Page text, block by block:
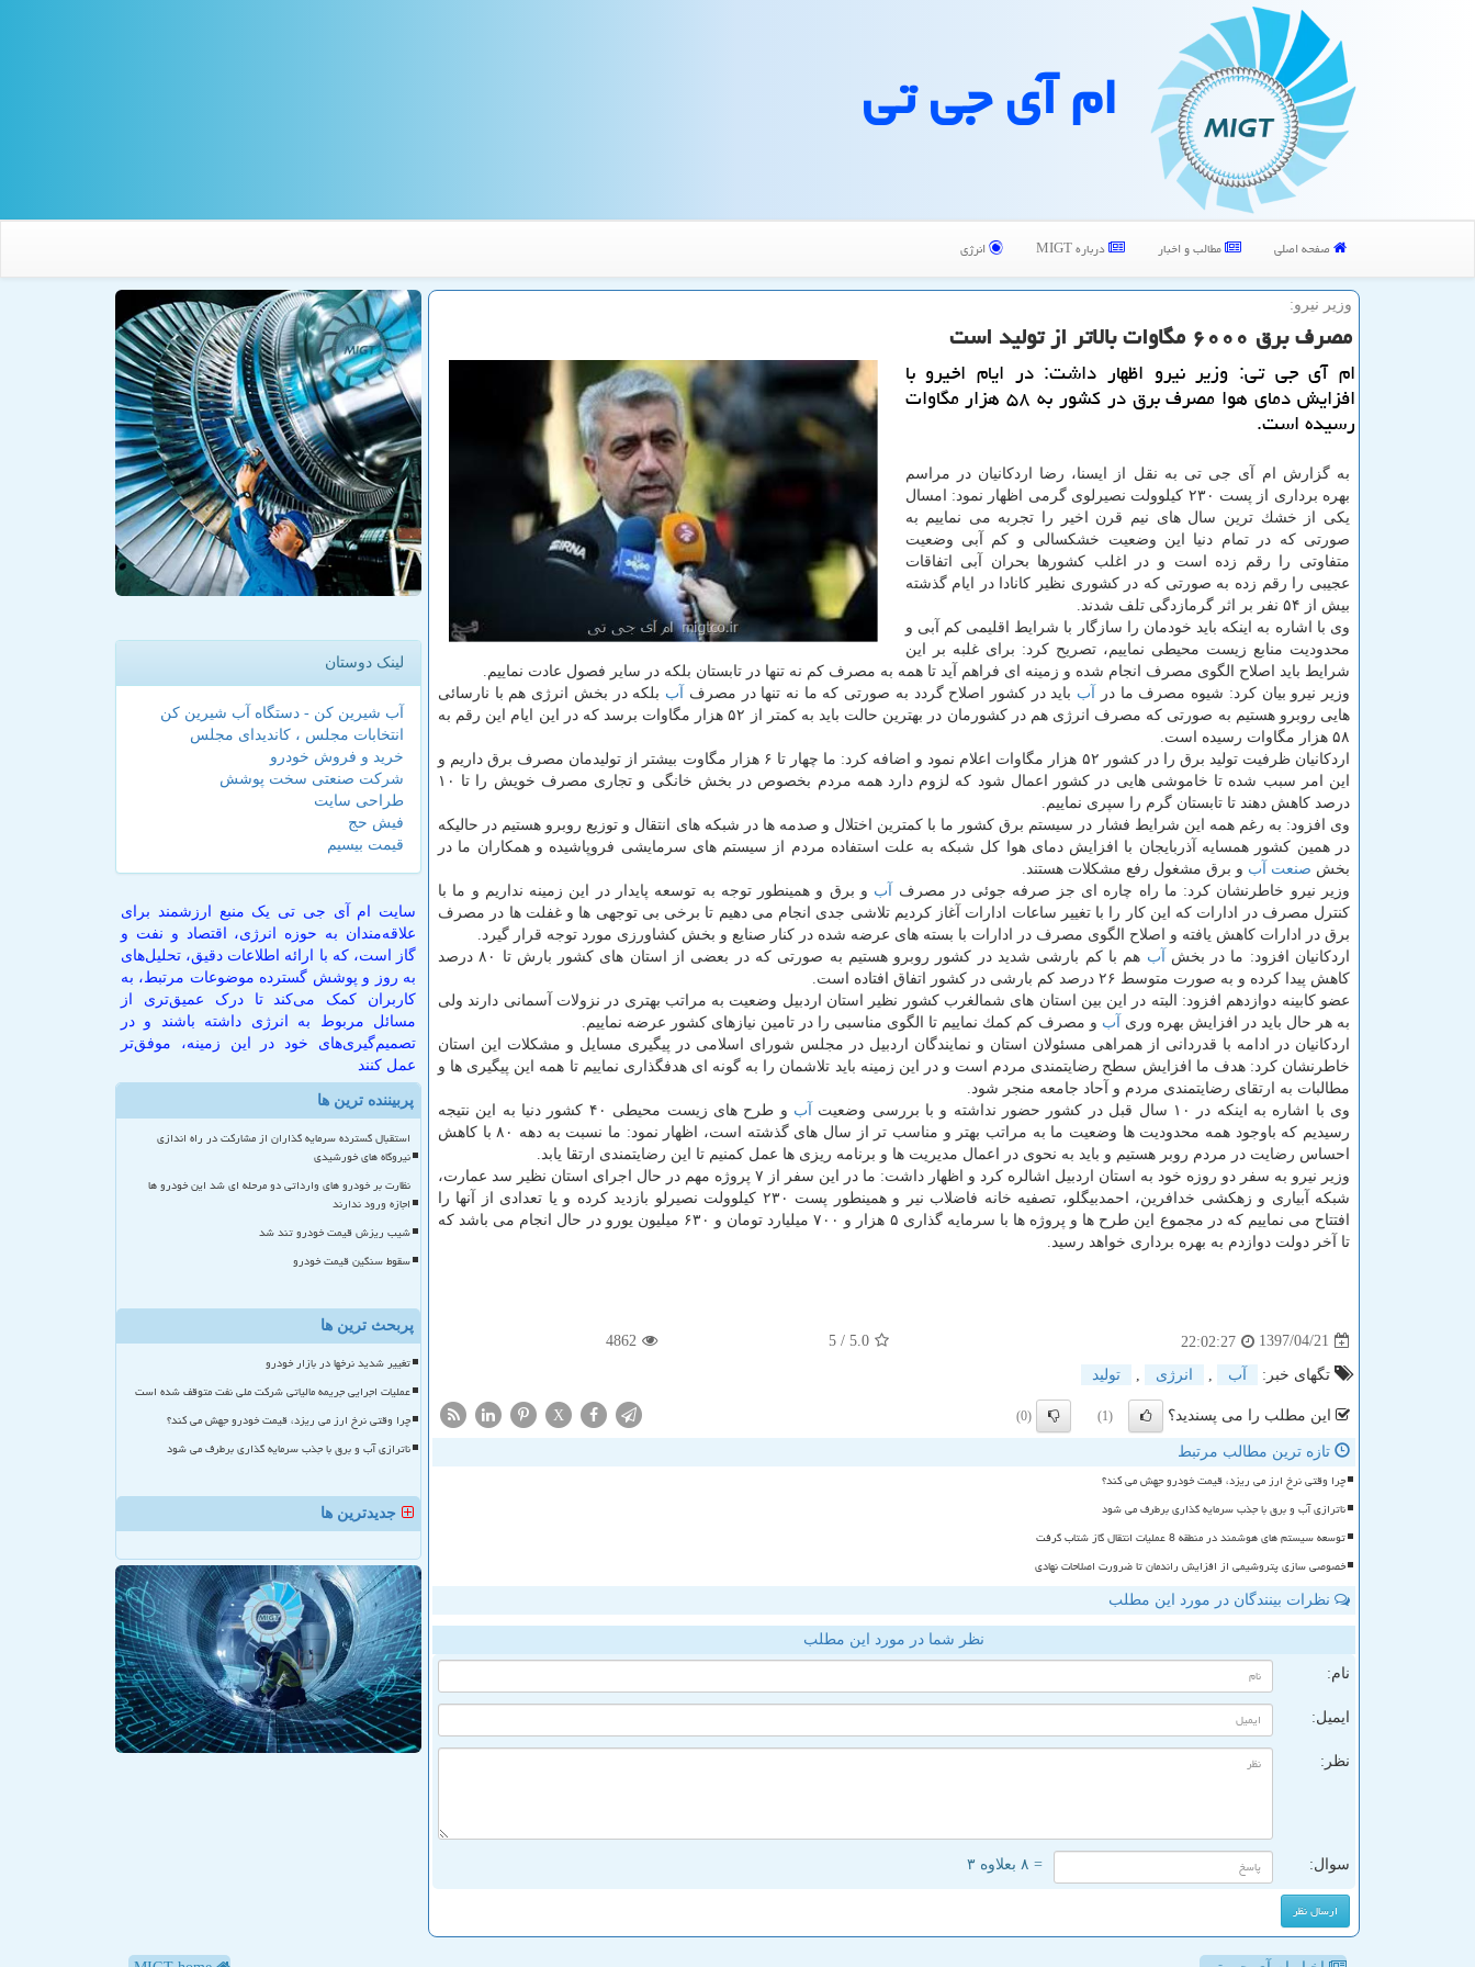
ام آی جی تی
صفحه اصلی مطالب و اخبار درباره MIGT انرژی
وزیر نیرو:
مصرف برق ۶۰۰۰ مگاوات بالاتر از تولید است
ام آی جی تی: وزیر نیرو اظهار داشت: در ایام اخیرو با
افزایش دمای هوا مصرف برق در كشور به ۵۸ هزار مگاوات
رسیده است.
به گزارش ام آی جی تی به نقل از ایسنا، رضا اردكانیان در مراسم
بهره برداری از پست ۲۳۰ كیلوولت نصیرلوی گرمی اظهار نمود: امسال
یكی از خشك ترین سال های نیم قرن اخیر را تجربه می نماییم به
صورتی كه در تمام دنیا این وضعیت خشكسالی و كم آبی وضعیت
متفاوتی را رقم زده است و در اغلب كشورها بحران آبی اتفاقات
عجیبی را رقم زده به صورتی كه در كشوری نظیر كانادا در ایام گذشته
بیش از ۵۴ نفر بر اثر گرمازدگی تلف شدند.
وی با اشاره به اینكه باید خودمان را سازگار با شرایط اقلیمی كم آبی و
محدودیت منابع زیست محیطی نماییم، تصریح كرد: برای غلبه بر این
شرایط باید اصلاح الگوی مصرف انجام شده و زمینه ای فراهم آید تا همه به مصرف كم نه تنها در تابستان بلكه در سایر فصول عادت نماییم.
وزیر نیرو بیان كرد: شیوه مصرف ما در
آب باید در كشور اصلاح گردد به صورتی كه ما نه تنها در مصرف آب بلكه در بخش انرژی هم با نارسائی
هایی روبرو هستیم به صورتی كه مصرف انرژی هم در كشورمان در بهترین حالت باید به كمتر از ۵۲ هزار مگاوات برسد كه در این ایام این رقم به
۵۸ هزار مگاوات رسیده است.
اردكانیان ظرفیت تولید برق را در كشور ۵۲ هزار مگاوات اعلام نمود و اضافه كرد: ما چهار تا ۶ هزار مگاوت بیشتر از تولیدمان مصرف برق داریم و
این امر سبب شده تا خاموشی هایی در كشور اعمال شود كه لزوم دارد همه مردم بخصوص در بخش خانگی و تجاری مصرف خویش را تا ۱۰
درصد كاهش دهند تا تابستان گرم را سپری نماییم.
وی افزود: به رغم همه این شرایط فشار در سیستم برق كشور ما با كمترین اختلال و صدمه ها در شبكه های انتقال و توزیع روبرو هستیم در حالیكه
در همین كشور همسایه آذربایجان با افزایش دمای هوا كل شبكه به علت استفاده مردم از سیستم های سرمایشی فروپاشیده و همكاران ما در
بخش صنعت آب و برق مشغول رفع مشكلات هستند.
وزیر نیرو خاطرنشان كرد: ما راه چاره ای جز صرفه جوئی در مصرف
آب و برق و همینطور توجه به توسعه پایدار در این زمینه نداریم و ما با
كنترل مصرف در ادارات كه این كار را با تغییر ساعات ادارات آغاز كردیم تلاشی جدی انجام می دهیم تا برخی بی توجهی ها و غفلت ها در مصرف
برق در ادارات كاهش یافته و اصلاح الگوی مصرف در ادارات با بسته های عرضه شده در كنار صنایع و بخش كشاورزی مورد توجه قرار گیرد.
اردكانیان افزود: ما در بخش
آب
هم با كم بارشی شدید در كشور روبرو هستیم به صورتی كه در بعضی از استان های كشور بارش تا ۸۰ درصد
كاهش پیدا كرده و به صورت متوسط ۲۶ درصد كم بارشی در كشور اتفاق افتاده است.
عضو كابینه دوازدهم افزود: البته در این بین استان های شمالغرب كشور نظیر استان اردبیل وضعیت به مراتب بهتری در نزولات آسمانی دارند ولی
به هر حال باید در افزایش بهره وری
آب و مصرف كم كمك نماییم تا الگوی مناسبی را در تامین نیازهای كشور عرضه نماییم.
اردكانیان در ادامه با قدردانی از همراهی مسئولان استان و نمایندگان اردبیل در مجلس شورای اسلامی در پیگیری مسایل و مشكلات این استان
خاطرنشان كرد: هدف ما افزایش سطح رضایتمندی مردم است و در این زمینه باید تلاشمان را به گونه ای هدفگذاری نماییم تا همه این پیگیری ها و
مطالبات به ارتقای رضایتمندی مردم و آحاد جامعه منجر شود.
وی با اشاره به اینكه در ۱۰ سال قبل در كشور حضور نداشته و با بررسی وضعیت
آب
و طرح های زیست محیطی ۴۰ كشور دنیا به این نتیجه
رسیدیم كه باوجود همه محدودیت ها وضعیت ما به مراتب بهتر و مناسب تر از سال های گذشته است، اظهار نمود: ما نسبت به دهه ۸۰ با كاهش
احساس رضایت در مردم روبر هستیم و باید به نحوی در اعمال مدیریت ها و برنامه ریزی ها عمل كمنیم تا این رضایتمندی ارتقا یابد.
وزیر نیرو به سفر دو روزه خود به استان اردبیل اشالره كرد و اظهار داشت: ما در این سفر از ۷ پروژه مهم در حال اجرای استان نظیر سد عمارت،
شبكه آبیاری و زهكشی خدافرین، احمدبیگلو، تصفیه خانه فاضلاب نیر و همینطور پست ۲۳۰ كیلوولت نصیرلو بازدید كرده و یا تعدادی از آنها را
افتتاح می نماییم كه در مجموع این طرح ها و پروژه ها با سرمایه گذاری ۵ هزار و ۷۰۰ میلیارد تومان و ۶۳۰ میلیون یورو در حال انجام می باشد كه
تا آخر دولت دوازدم به بهره برداری خواهد رسید.
1397/04/21
22:02:27
5.0
/ 5
4862
تگهای خبر: آب انرژی تولید
این مطلب را می پسندید؟ (1)
(0)
X
تازه ترین مطالب مرتبط
چرا وقتی نرخ ارز می ریزد، قیمت خودرو جهش می کند؟
ناترازی آب و برق با جذب سرمایه گذاری برطرف می شود
توسعه سیستم های هوشمند در منطقه 8 عملیات انتقال گاز شتاب گرفت
خصوصی سازی پتروشیمی از افزایش راندمان تا ضرورت اصلاحات نهادی
نظرات بینندگان در مورد این مطلب
نظر شما در مورد این مطلب
نام:
ایمیل:
نظر:
سوال: = ۸ بعلاوه ۳
لینک دوستان
آب شیرین کن - دستگاه آب شیرین کن
انتخابات مجلس ، کاندیدای مجلس
خرید و فروش خودرو
شرکت صنعتی سخت پوشش
طراحی سایت
فیش حج
قیمت بیسیم
سایت ام آی جی تی یک منبع ارزشمند برای
علاقه‌مندان به حوزه انرژی، اقتصاد و نفت و
گاز است، که با ارائه اطلاعات دقیق، تحلیل‌های
به روز و پوشش گسترده موضوعات مرتبط، به
کاربران کمک می‌کند تا درک عمیق‌تری از
مسائل مربوط به انرژی داشته باشند و در
تصمیم‌گیری‌های خود در این زمینه، موفق‌تر
عمل کنند
پربیننده ترین ها
استقبال گسترده سرمایه گذاران از مشارکت در راه اندازی
نیروگاه های خورشیدی
نظارت بر خودرو های وارداتی دو مرحله ای شد این خودرو ها
اجازه ورود ندارند
شیب ریزش قیمت خودرو تند شد
سقوط سنگین قیمت خودرو
پربحث ترین ها
تغییر شدید نرخها در بازار خودرو
عملیات اجرایی جریمه مالیاتی شرکت ملی نفت متوقف شده است
چرا وقتی نرخ ارز می ریزد، قیمت خودرو جهش می کند؟
ناترازی آب و برق با جذب سرمایه گذاری برطرف می شود
جدیدترین ها